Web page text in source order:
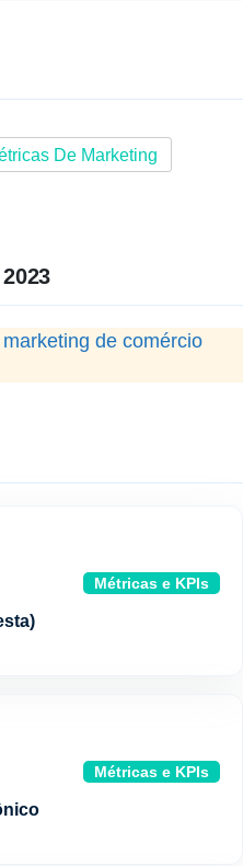
De Marketing
de comércio
Métricas e KPIs
Métricas e KPIs